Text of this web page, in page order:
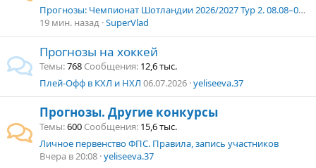
Прогнозы: Чемпионат Шотландии 2026/2027 Тур 2. 08.08–09.08.2026 г.
19 мин. назад SuperVlad
Прогнозы на хоккей
Темы 768 Сообщения 12,6 тыс.
Плей-Офф в КХЛ и НХЛ 06.07.2026 yeliseeva.37
Прогнозы. Другие конкурсы
Темы 600 Сообщения 15,6 тыс.
Личное первенство ФПС. Правила, запись участников
Вчера в 20:08 yeliseeva.37